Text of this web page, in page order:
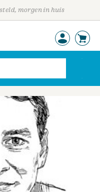
morgen in huis